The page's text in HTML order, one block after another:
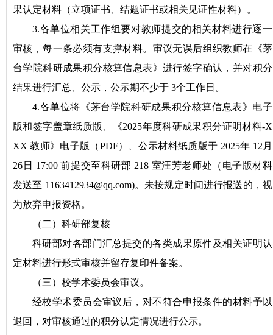
果认定材料（立项证书、结题证书或相关见证性材料）。
3.各单位相关工作组要对教师提交的相关材料进行逐一
审核，每一条必须有支撑材料。审议无误后组织教师在《茅
台学院科研成果积分核算信息表》进行签字确认，并对积分
结果进行汇总、公示，公示期不少于 3个工作日。
4.各单位将《茅台学院科研成果积分核算信息表》电子
版和签字盖章纸质版、《2025年度科研成果积分证明材料-X
XX 教师》电子版（PDF）、公示材料纸质版于 2025年 12月
26日 17:00 前提交至科研部 218 室汪芳老师处（电子版材料
发送至 1163412934@qq.com)。未按规定时间进行报送的，视
为放弃申报资格。
（二）科研部复核
科研部对各部门汇总提交的各类成果原件及相关证明认
定材料进行形式审核并留存复印件备案。
（三）校学术委员会审议。
经校学术委员会审议后，对不符合申报条件的材料予以
退回，对审核通过的积分认定情况进行公示。